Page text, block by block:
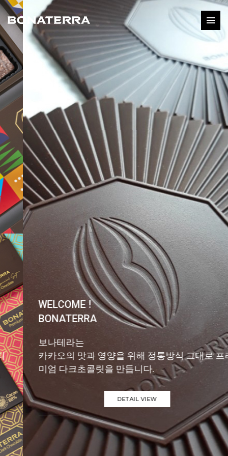
WELCOME !
BONATERRA
보나테라는
카카오의 맛과 영양을 위해 정통방식 그대로 프리
미엄 다크초콜릿을 만듭니다.
DETAIL VIEW